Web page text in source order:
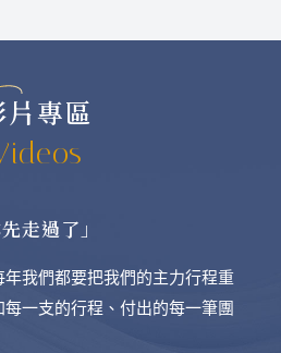
片專區
走過了」
我們都要把我們的主力行程重
一支的行程、付出的每一筆團